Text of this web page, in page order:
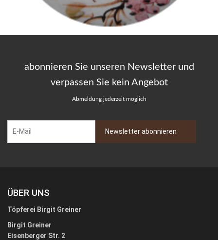
abonnieren Sie unseren Newsletter und
verpassen Sie kein Angebot
Abmeldung jederzeit möglich
ÜBER UNS
Töpferei Birgit Greiner
Birgit Greiner
Eisenberger Str. 2